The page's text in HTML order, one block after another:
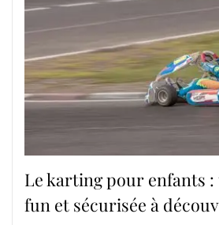
Le karting pour enfants
fun et sécurisée à